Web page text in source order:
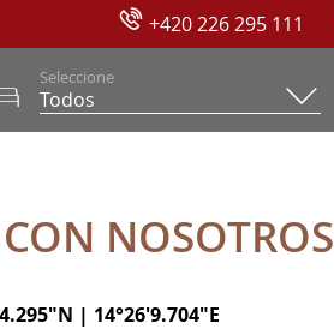
+420 226 295 111
Seleccione
NOSOTROS
| 14°26'9.704"E